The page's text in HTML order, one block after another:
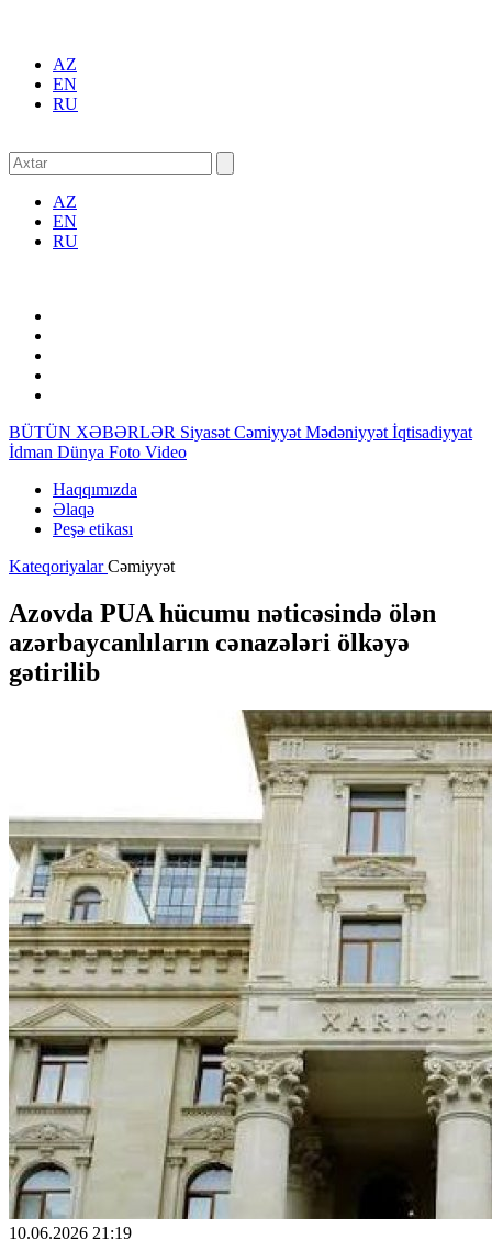
AZ
EN
RU
AZ
EN
RU
BÜTÜN XƏBƏRLƏR Siyasət Cəmiyyət Mədəniyyət İqtisadiyyat
İdman Dünya Foto Video
Haqqımızda
Əlaqə
Peşə etikası
KateqoriyalarCəmiyyət
Azovda PUA hücumu nəticəsində ölən
azərbaycanlıların cənazələri ölkəyə
gətirilib
10.06.2026 21:19